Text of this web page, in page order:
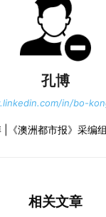
孔博
in/bo-
|《澳洲都市报》采编
相关文章